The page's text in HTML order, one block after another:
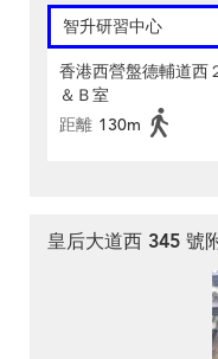
智升研習中心
香港西營盤德輔道西
＆Ｂ室
距離 130m
皇后大道西 345 號